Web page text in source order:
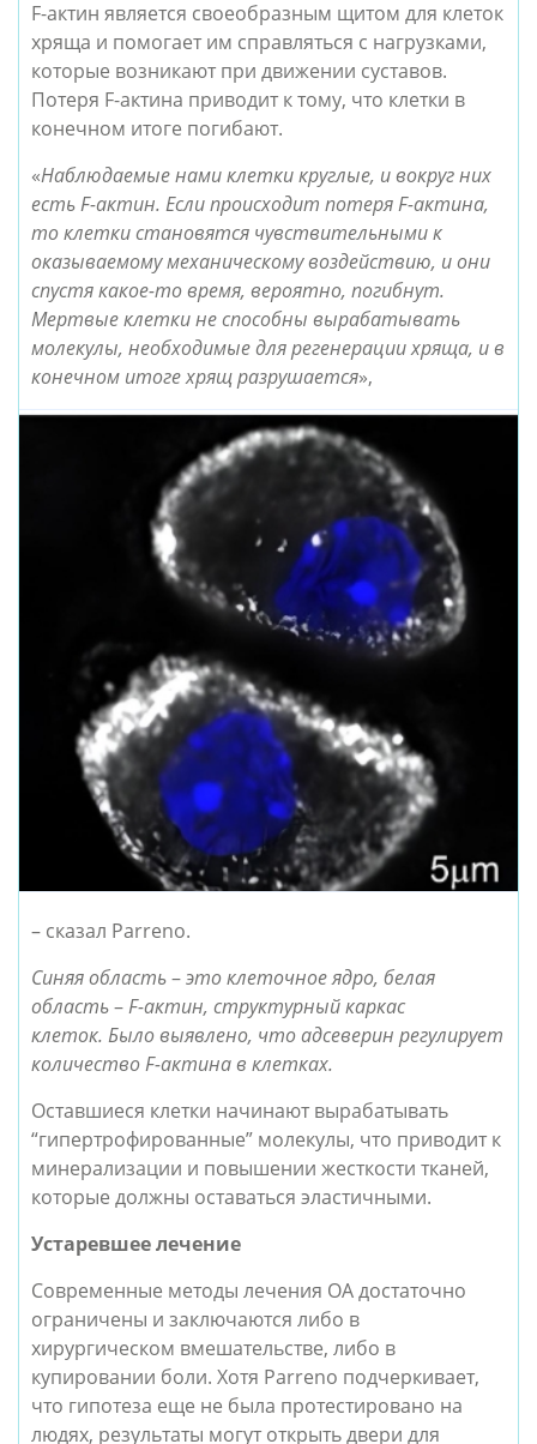
F-актин является своеобразным щитом для клеток
хряща и помогает им справляться с нагрузками,
которые возникают при движении суставов.
Потеря F-актина приводит к тому, что клетки в
конечном итоге погибают.
«Наблюдаемые нами клетки круглые, и вокруг них
есть F-актин. Если происходит потеря F-актина,
то клетки становятся чувствительными к
оказываемому механическому воздействию, и они
спустя какое-то время, вероятно, погибнут.
Мертвые клетки не способны вырабатывать
молекулы, необходимые для регенерации хряща, и в
конечном итоге хрящ разрушается»,
– сказал Parreno.
Синяя область – это клеточное ядро, белая
область – F-актин, структурный каркас
клеток. Было выявлено, что адсеверин регулирует
количество F-актина в клетках.
Оставшиеся клетки начинают вырабатывать
“гипертрофированные” молекулы, что приводит к
минерализации и повышении жесткости тканей,
которые должны оставаться эластичными.
Устаревшее лечение
Современные методы лечения ОА достаточно
ограничены и заключаются либо в
хирургическом вмешательстве, либо в
купировании боли. Хотя Parreno подчеркивает,
что гипотеза еще не была протестировано на
людях, результаты могут открыть двери для